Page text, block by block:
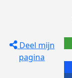
Deel mijn
pagina